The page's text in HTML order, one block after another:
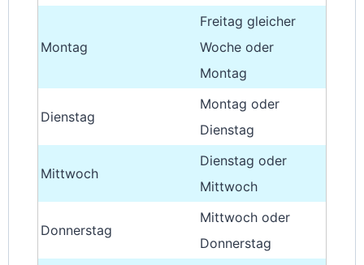
Montag
Freitag gleicher
Woche oder
Montag
Dienstag
Montag oder
Dienstag
Mittwoch
Dienstag oder
Mittwoch
Donnerstag
Mittwoch oder
Donnerstag